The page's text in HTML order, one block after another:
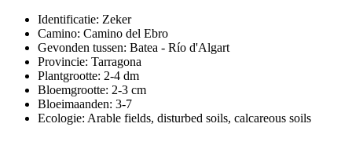
Identificatie: Zeker
Camino: Camino del Ebro
Gevonden tussen: Batea - Río d'Algart
Provincie: Tarragona
Plantgrootte: 2-4 dm
Bloemgrootte: 2-3 cm
Bloeimaanden: 3-7
Ecologie: Arable fields, disturbed soils, calcareous soils